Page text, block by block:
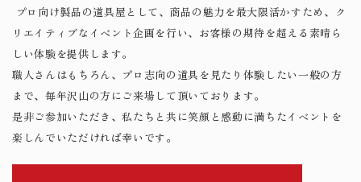
​​​​​​​ プロ向け製品の道具屋として、商品の魅力を最大限活かすため、ク
リエイティブなイベント企画を行い、お客様の期待を超える素晴ら
しい体験を提供します。
職人さんはもちろん、プロ志向の道具を見たり体験したい一般の方
まで、毎年沢山の方にご来場して頂いております。
​​​​​​是非ご参加いただき、私たちと共に笑顔と感動に満ちたイベントを
楽しんでいただければ幸いです。